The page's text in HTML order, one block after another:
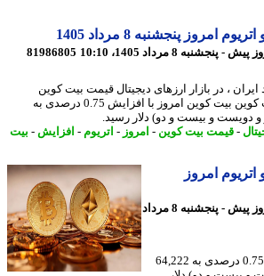
پنجشنبه 8 مرداد 1405
81986805
، در بازار ارزهای دیجیتال قیمت بیت کوین
صعودی شد. آخرین نرخ بیت کوین بیت کوین امروز با افزایش 0.75 درصدی به
-قیمت بیت کوین-امروز- اتریوم-افزایش -بیت
امروز
7 روز پیش - پنجشنبه 8 مرداد
بیت کوین امروز با افزایش 0.75 درصدی به 64,222